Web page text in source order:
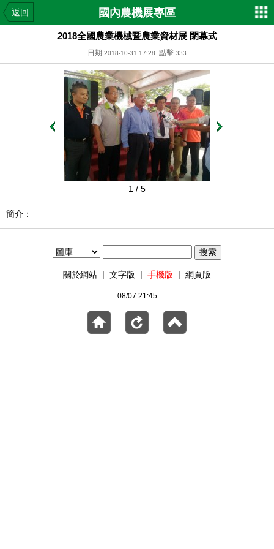
返回 國內農機展專區
2018全國農業機械暨農業資材展 閉幕式
日期:2018-10-31 17:28 點擊:333
1 / 5
簡介：
關於網站 | 文字版 | 手機版 | 網頁版
08/07 21:45